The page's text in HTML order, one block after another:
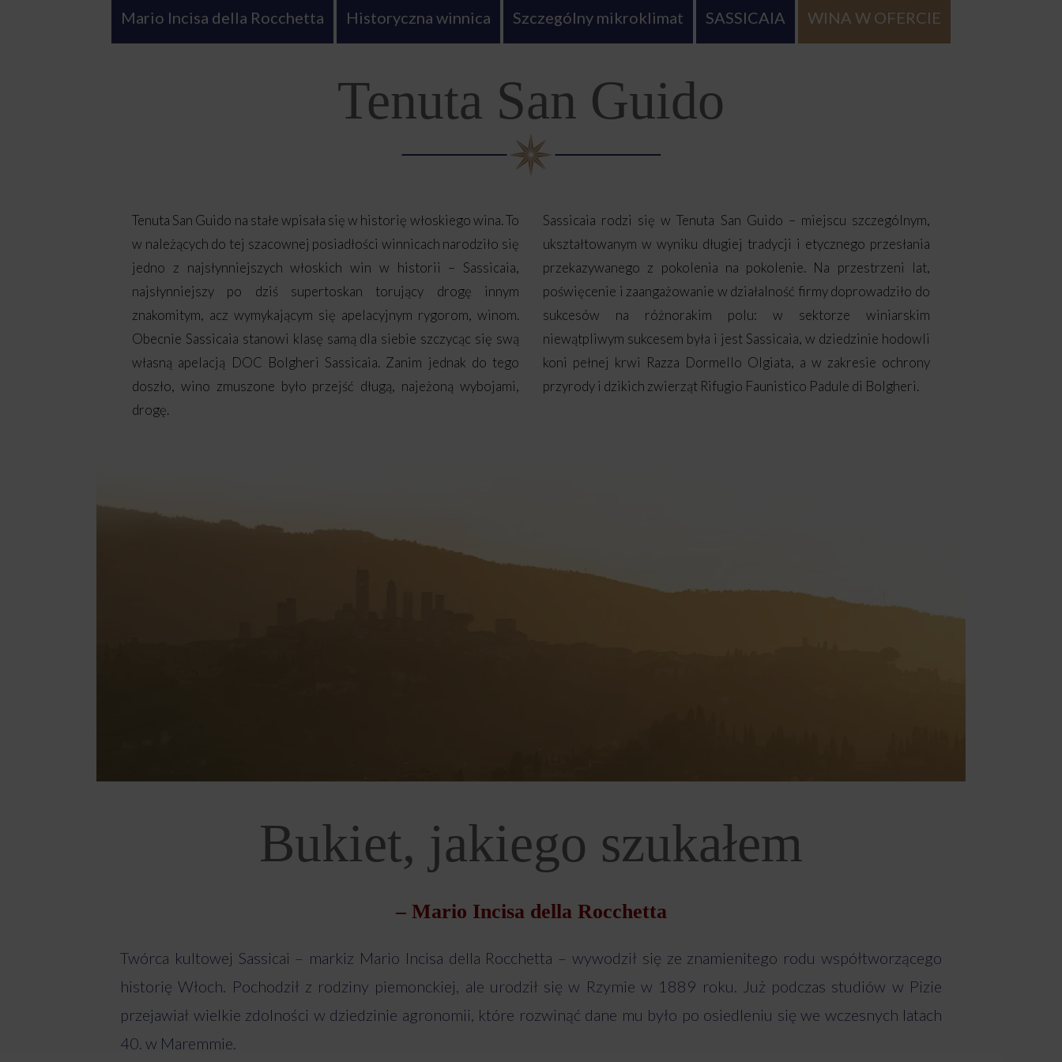
Mario Incisa della Rocchetta Historyczna winnica Szczególny mikroklimat SASSICAIA WINA W OFERCIE
Tenuta San Guido
Tenuta San Guido na stałe wpisała się w historię włoskiego wina. To
w należących do tej szacownej posiadłości winnicach narodziło się
jedno z najsłynniejszych włoskich win w historii – Sassicaia,
najsłynniejszy po dziś supertoskan torujący drogę innym
znakomitym, acz wymykającym się apelacyjnym rygorom, winom.
Obecnie Sassicaia stanowi klasę samą dla siebie szczycąc się swą
własną apelacją DOC Bolgheri Sassicaia. Zanim jednak do tego
doszło, wino zmuszone było przejść długą, najeżoną wybojami,
drogę.
Sassicaia rodzi się w Tenuta San Guido – miejscu szczególnym,
ukształtowanym w wyniku długiej tradycji i etycznego przesłania
przekazywanego z pokolenia na pokolenie. Na przestrzeni lat,
poświęcenie i zaangażowanie w działalność firmy doprowadziło do
sukcesów na różnorakim polu: w sektorze winiarskim
niewątpliwym sukcesem była i jest Sassicaia, w dziedzinie hodowli
koni pełnej krwi Razza Dormello Olgiata, a w zakresie ochrony
przyrody i dzikich zwierząt Rifugio Faunistico Padule di Bolgheri.
Bukiet, jakiego szukałem
– Mario Incisa della Rocchetta
Twórca kultowej Sassicai – markiz Mario Incisa della Rocchetta – wywodził się ze znamienitego rodu współtworzącego
historię Włoch. Pochodził z rodziny piemonckiej, ale urodził się w Rzymie w 1889 roku. Już podczas studiów w Pizie
przejawiał wielkie zdolności w dziedzinie agronomii, które rozwinąć dane mu było po osiedleniu się we wczesnych latach
40. w Maremmie.